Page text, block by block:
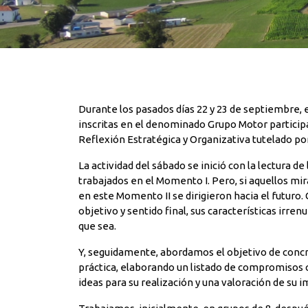
Durante los pasados días 22 y 23 de
inscritas en el denominado Grupo Motor
Reflexión Estratégica y Organizativa tutelado
La actividad del sábado se inició con la lectura de
trabajados en el Momento I. Pero, si aquellos
en este Momento II se dirigieron hacia el futuro.
objetivo y sentido final, sus características
que sea.
Y, seguidamente, abordamos el objetivo de
práctica, elaborando un listado de compromisos
ideas para su realización y una valoración de su